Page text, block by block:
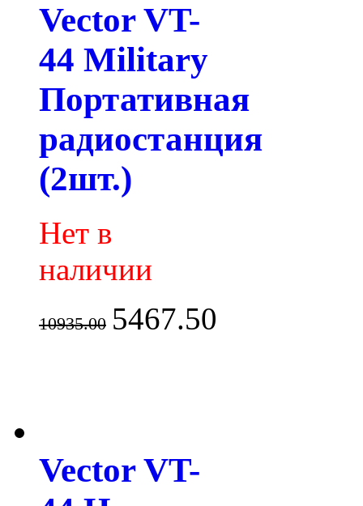
Vector VT-
44 Military
Портативная
радиостанция
(2шт.)
Нет в
наличии
10935.00 5467.50
Vector VT-